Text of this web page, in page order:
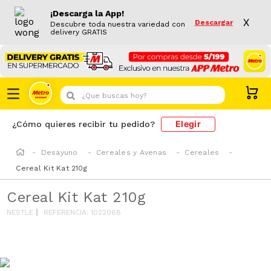
¡Descarga la App!
Descubre toda nuestra variedad con
delivery GRATIS
Descargar X
¿Que buscas hoy?
¿Cómo quieres recibir tu pedido? Elegir
Desayuno Cereales y Avenas
Cereales
Cereal Kit Kat 210g
Cereal Kit Kat 210g
NESTLE REFERENCIA:1022068